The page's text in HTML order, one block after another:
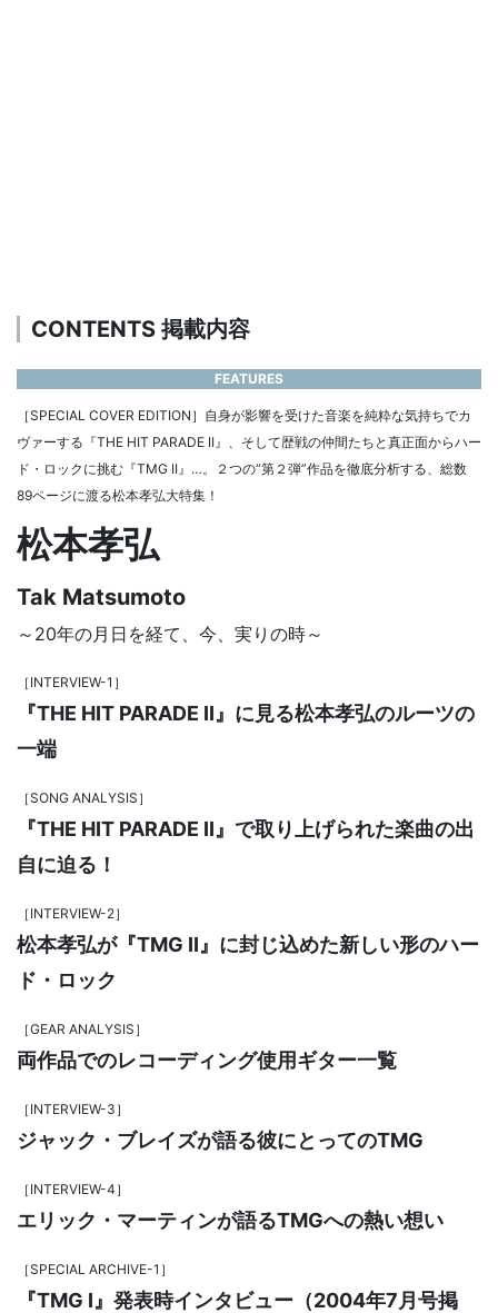
CONTENTS 掲載内容
FEATURES
［SPECIAL COVER EDITION］自身が影響を受けた音楽を純粋な気持ちでカ
ヴァーする『THE HIT PARADE II』、そして歴戦の仲間たちと真正面からハー
ド・ロックに挑む『TMG II』…。２つの“第２弾”作品を徹底分析する、総数
89ページに渡る松本孝弘大特集！
松本孝弘
Tak Matsumoto
～20年の月日を経て、今、実りの時～
［INTERVIEW-1］
『THE HIT PARADE II』に見る松本孝弘のルーツの
一端
［SONG ANALYSIS］
『THE HIT PARADE II』で取り上げられた楽曲の出
自に迫る！
［INTERVIEW-2］
松本孝弘が『TMG II』に封じ込めた新しい形のハー
ド・ロック
［GEAR ANALYSIS］
両作品でのレコーディング使用ギター一覧
［INTERVIEW-3］
ジャック・ブレイズが語る彼にとってのTMG
［INTERVIEW-4］
エリック・マーティンが語るTMGへの熱い想い
［SPECIAL ARCHIVE-1］
『TMG I』発表時インタビュー（2004年7月号掲